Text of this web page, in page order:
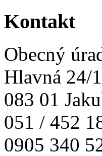
Kontakt
Obecný
Hlavná 24/
083 01
051 / 452
0905 340